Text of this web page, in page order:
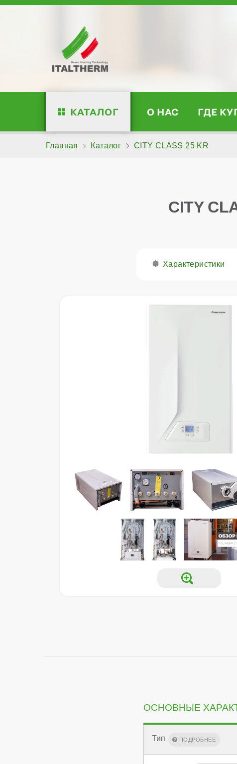
КАТАЛОГ О НАС ГДЕ
Главная Каталог CITY CLASS 25 KR
CITY
Характеристики
ОСНОВНЫЕ
Тип